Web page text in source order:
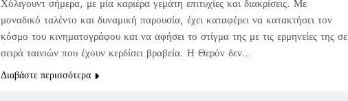
Χόλιγουντ σήμερα, με μία καριέρα γεμάτη επιτυχίες και διακρίσεις. Με
μοναδικό ταλέντο και δυναμική παρουσία, έχει καταφέρει να κατακτήσει τον
κόσμο του κινηματογράφου και να αφήσει το στίγμα της με τις ερμηνείες της σε
σειρά ταινιών που έχουν κερδίσει βραβεία. Η Θερόν δεν…
Διαβάστε περισσότερα